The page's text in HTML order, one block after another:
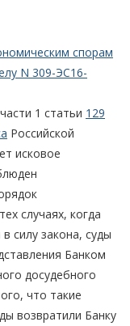
спорам
N 309-ЭС16-
1 статьи 129
Российской
исковое
случаях, когда
силу закона, суды
Банком
досудебного
что такие
возвратили Банку